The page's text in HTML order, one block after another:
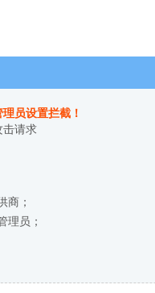
员设置拦截！
击请求
商；
理员；